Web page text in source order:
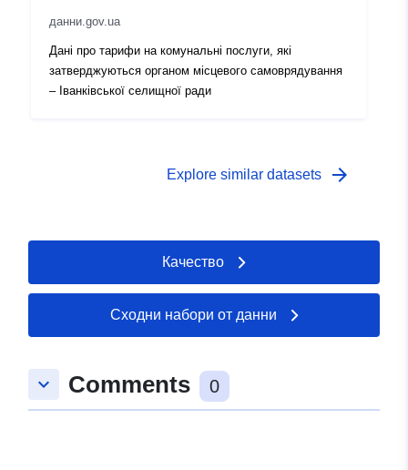
данни.gov.ua
Дані про тарифи на комунальні послуги, які
затверджуються органом місцевого самоврядування
– Іванківської селищної ради
Explore similar datasets arrow_forward
Качество
Сходни набори от данни
keyboard_arrow_down Comments 0